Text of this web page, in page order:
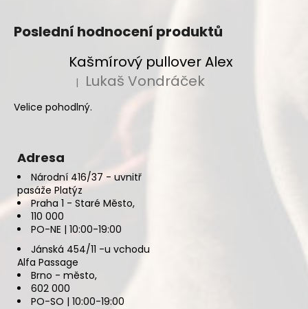
Poslední hodnocení produktů
Kašmírový pullover Alex
Hodnocení produktu je 5 z 5 hvězdiček.
| Lukaš Vondráček
Velice pohodlný.
Adresa
Národní 416/37 - uvnitř
pasáže Platýz
Praha 1 - Staré Město,
110 000
PO-NE | 10:00-19:00
Jánská 454/11 -u vchodu
Alfa Passage
Brno - město,
602 000
PO-SO | 10:00-19:00